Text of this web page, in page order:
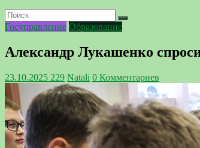
Госуправление Образование
Александр Лукашенко
23.10.2025 229 Natali 0 Комментариев